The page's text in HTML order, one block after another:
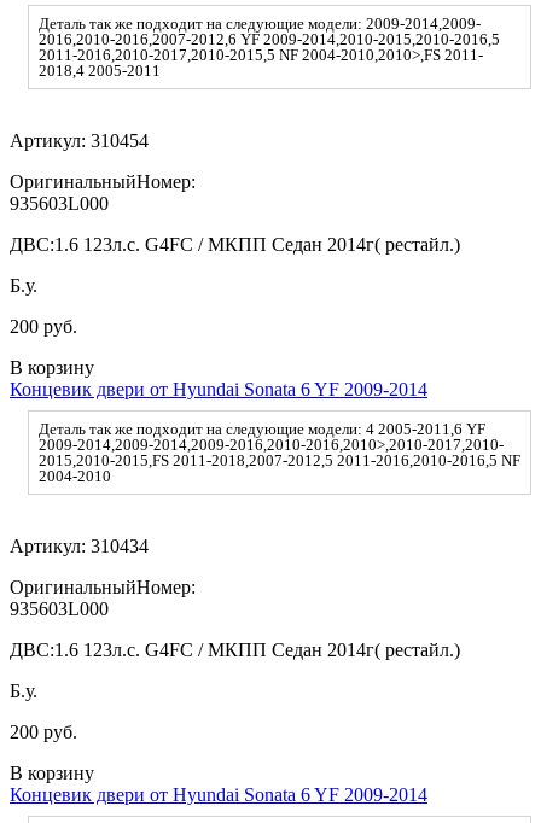
Деталь так же подходит на следующие модели: 2009-2014,2009-
2016,2010-2016,2007-2012,6 YF 2009-2014,2010-2015,2010-2016,5
2011-2016,2010-2017,2010-2015,5 NF 2004-2010,2010>,FS 2011-
2018,4 2005-2011
Артикул: 310454
ОригинальныйНомер:
935603L000
ДВС:1.6 123л.с. G4FC / МКПП Седан 2014г( рестайл.)
Б.у.
200 руб.
В корзину
Концевик двери от Hyundai Sonata 6 YF 2009-2014
Деталь так же подходит на следующие модели: 4 2005-2011,6 YF
2009-2014,2009-2014,2009-2016,2010-2016,2010>,2010-2017,2010-
2015,2010-2015,FS 2011-2018,2007-2012,5 2011-2016,2010-2016,5 NF
2004-2010
Артикул: 310434
ОригинальныйНомер:
935603L000
ДВС:1.6 123л.с. G4FC / МКПП Седан 2014г( рестайл.)
Б.у.
200 руб.
В корзину
Концевик двери от Hyundai Sonata 6 YF 2009-2014